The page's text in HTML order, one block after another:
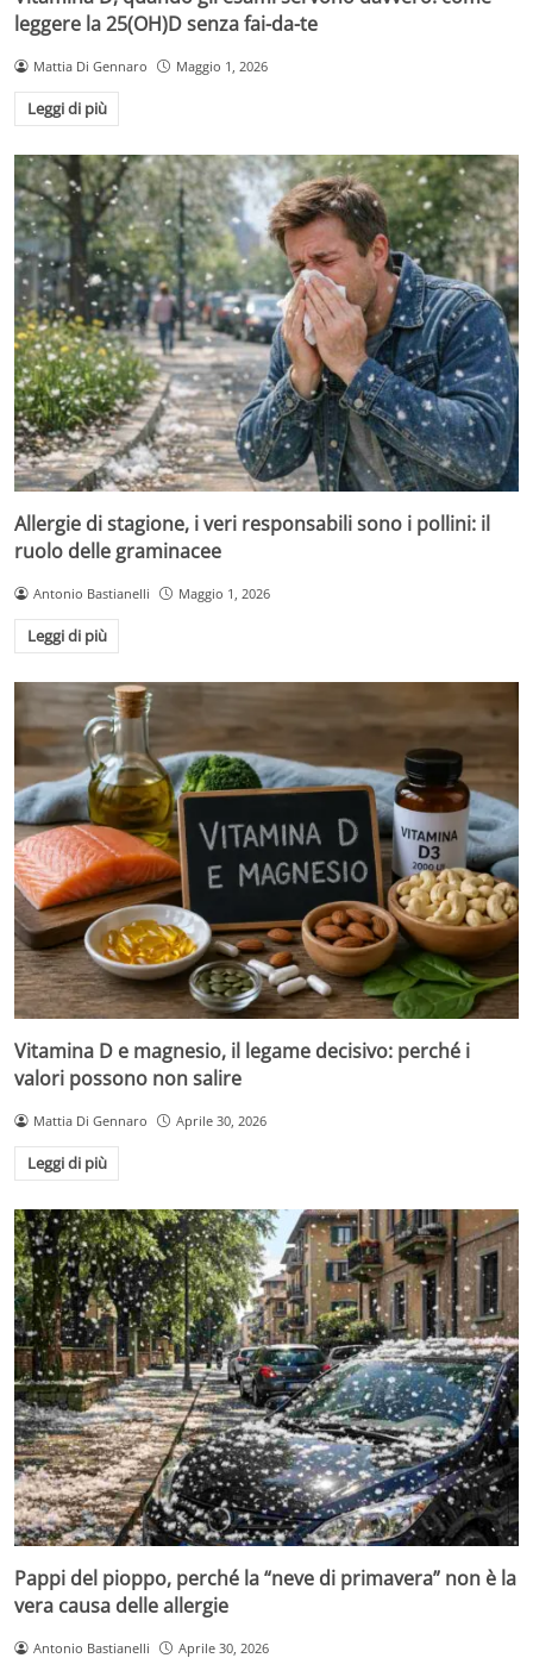
leggere la 25(OH)D senza fai-da-te
Mattia Di Gennaro Maggio 1, 2026
Leggi di più
Allergie di stagione, i veri responsabili sono i pollini: il
ruolo delle graminacee
Antonio Bastianelli Maggio 1, 2026
Leggi di più
Vitamina D e magnesio, il legame decisivo: perché i
valori possono non salire
Mattia Di Gennaro Aprile 30, 2026
Leggi di più
Pappi del pioppo, perché la “neve di primavera” non è la
vera causa delle allergie
Antonio Bastianelli Aprile 30, 2026